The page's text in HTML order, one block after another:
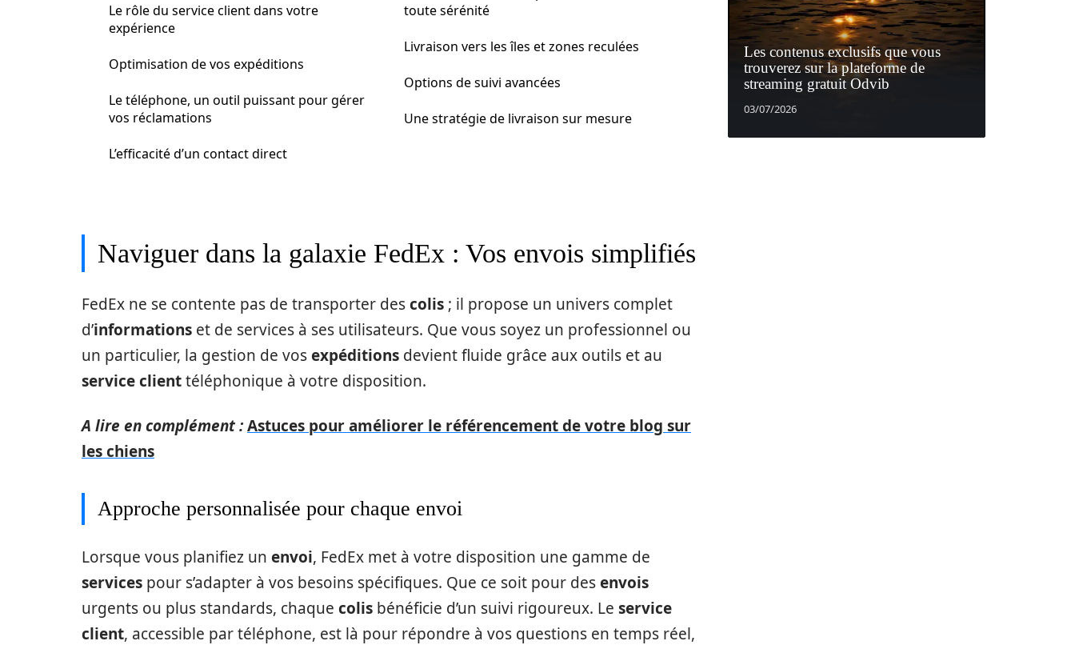
Le rôle du service client dans votre
expérience
Optimisation de vos expéditions
Le téléphone, un outil puissant pour gérer
vos réclamations
L’efficacité d’un contact direct
toute sérénité
Livraison vers les îles et zones reculées
Options de suivi avancées
Une stratégie de livraison sur mesure
Naviguer dans la galaxie FedEx : Vos envois simplifiés
FedEx ne se contente pas de transporter descolis ; il propose un univers complet
d’informations et de services à ses utilisateurs. Que vous soyez un professionnel ou
un particulier, la gestion de vosexpéditions devient fluide grâce aux outils et au
service clienttéléphonique à votre disposition.
A lire en complément :Astuces pour améliorer le référencement de votre blog sur
les chiens
Approche personnalisée pour chaque envoi
Lorsque vous planifiez un envoi, FedEx met à votre disposition une gamme de
services pour s’adapter à vos besoins spécifiques. Que ce soit pour desenvois
urgents ou plus standards, chaque colis bénéficie d’un suivi rigoureux. Le service
client, accessible par téléphone, est là pour répondre à vos questions en temps réel,
Les contenus exclusifs que vous
trouverez sur la plateforme de
streaming gratuit Odvib
03/07/2026